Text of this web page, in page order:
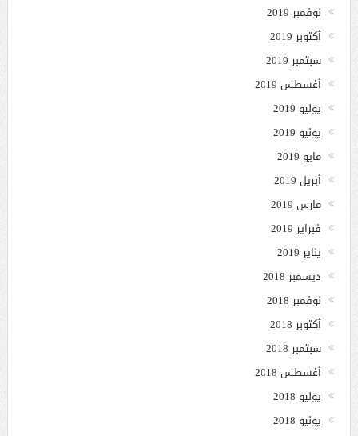
نوفمبر 2019
أكتوبر 2019
سبتمبر 2019
أغسطس 2019
يوليو 2019
يونيو 2019
مايو 2019
أبريل 2019
مارس 2019
فبراير 2019
يناير 2019
ديسمبر 2018
نوفمبر 2018
أكتوبر 2018
سبتمبر 2018
أغسطس 2018
يوليو 2018
يونيو 2018